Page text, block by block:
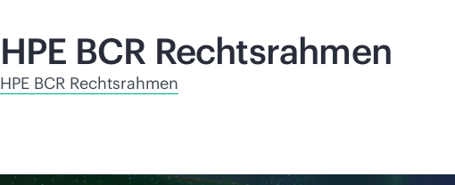
HPE BCR Rechtsrahmen
HPE BCR Rechtsrahmen